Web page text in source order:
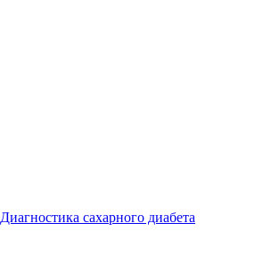
Диагностика сахарного диабета